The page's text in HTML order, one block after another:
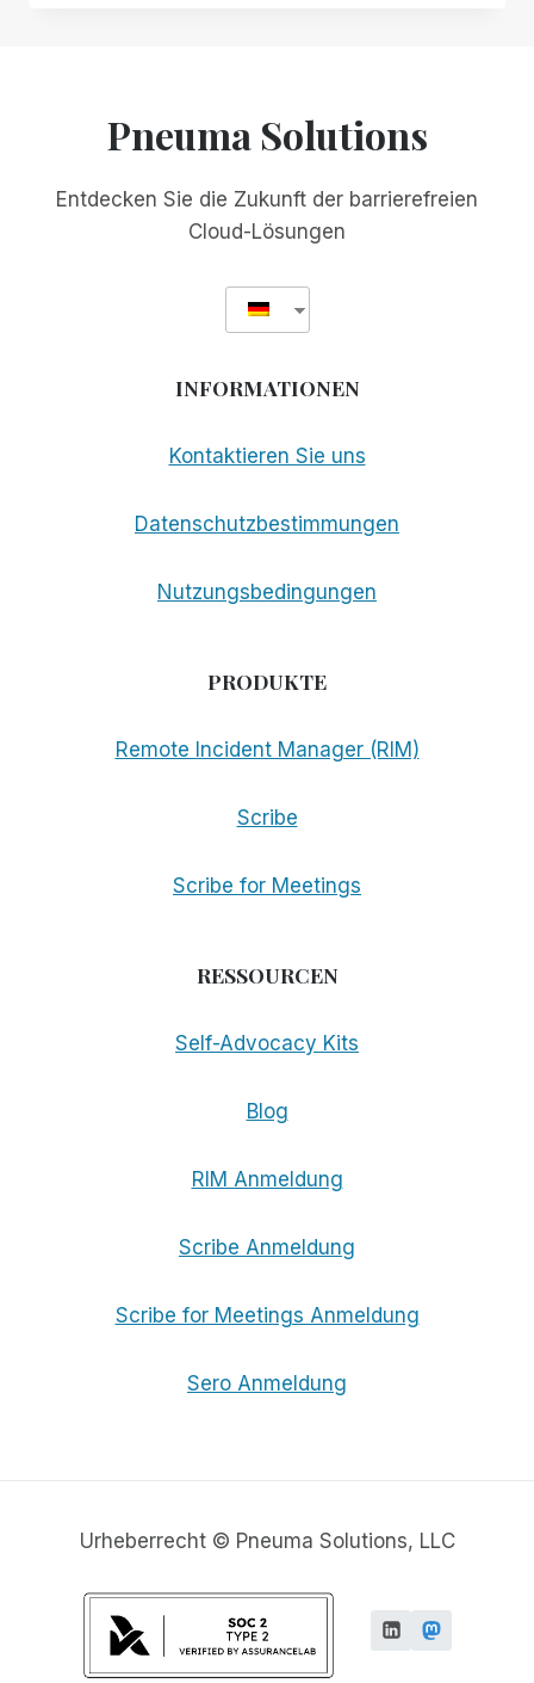
FÜR
SEHBEHINDERTE
Pneuma Solutions
Entdecken Sie die Zukunft der barrierefreien
Cloud-Lösungen
INFORMATIONEN
Kontaktieren Sie uns
Datenschutzbestimmungen
Nutzungsbedingungen
PRODUKTE
Remote Incident Manager (RIM)
Scribe
Scribe for Meetings
RESSOURCEN
Self-Advocacy Kits
Blog
RIM Anmeldung
Scribe Anmeldung
Scribe for Meetings Anmeldung
Sero Anmeldung
Urheberrecht © Pneuma Solutions, LLC